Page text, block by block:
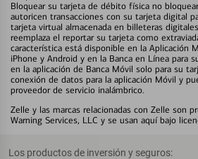
Bloquear su tarjeta de débito física no
autoricen transacciones con su tarjeta digital
tarjeta virtual almacenada en billeteras
reemplaza el reportar su tarjeta como
característica está disponible en la Aplicación
iPhone y Android y en la Banca en Línea para
en la aplicación de Banca Móvil solo para su
conexión de datos para la aplicación Móvil y
proveedor de servicio inalámbrico.
Zelle y las marcas relacionadas con Zelle son
Warning Services, LLC y se usan aquí bajo
Los productos de inversión y seguros: